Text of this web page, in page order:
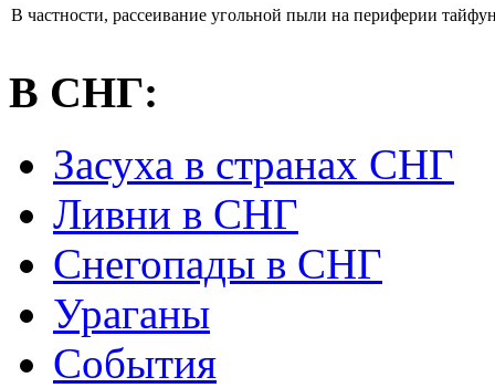
В частности, рассеивание угольной пыли на периферии
В СНГ:
Засуха в странах СНГ
Ливни в СНГ
Снегопады в СНГ
Ураганы
События